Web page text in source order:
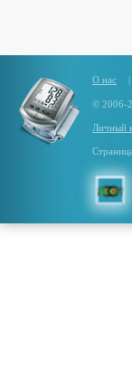
О нас |
© 2006-
Личный